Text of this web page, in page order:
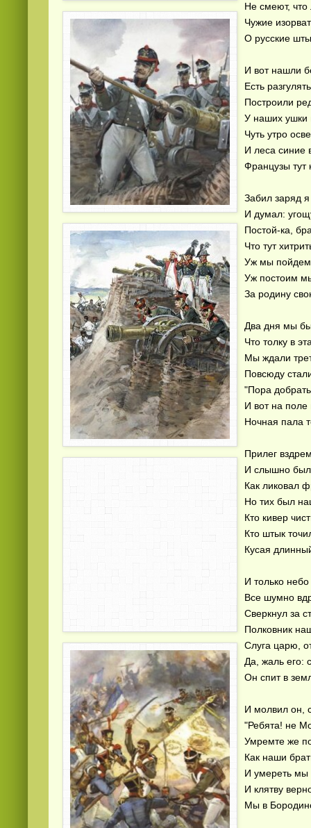
Не смеют,
Чужие
О русские
И вот нашли
Есть
Построили
У наших ушки
Чуть утро
И леса синие
Французы тут
Забил заряд я
И думал:
Постой-ка,
Что тут
Уж мы пойдем
Уж постоим
За родину
Два дня мы
Что толку в
Мы ждали
Повсюду
"Пора
И вот на поле
Ночная пала
Прилег
И слышно
Как ликовал
Но тих был
Кто кивер
Кто штык
Кусая
И только небо
Все шумно
Сверкнул за
Полковник
Слуга царю,
Да, жаль его:
Он спит в
И молвил он,
"Ребята! не
Умремте же
Как наши
И умереть
И клятву
Мы в
Смотреть видеоhdонлайн